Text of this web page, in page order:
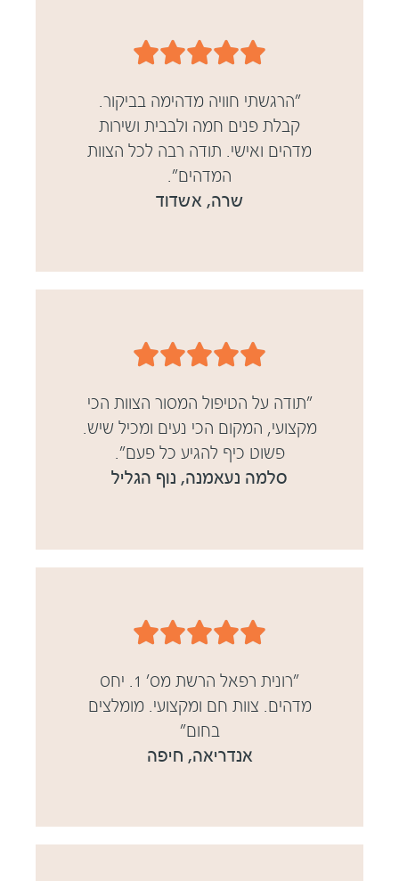





"הרגשתי חוויה מדהימה בביקור.
קבלת פנים חמה ולבבית ושירות
מדהים ואישי. תודה רבה לכל הצוות
המדהים".
שרה, אשדוד





"תודה על הטיפול המסור הצוות הכי
מקצועי, המקום הכי נעים ומכיל שיש.
פשוט כיף להגיע כל פעם".
סלמה נעאמנה, נוף הגליל





"רונית רפאל הרשת מס' 1. יחס
מדהים. צוות חם ומקצועי. מומלצים
בחום"
אנדריאה, חיפה